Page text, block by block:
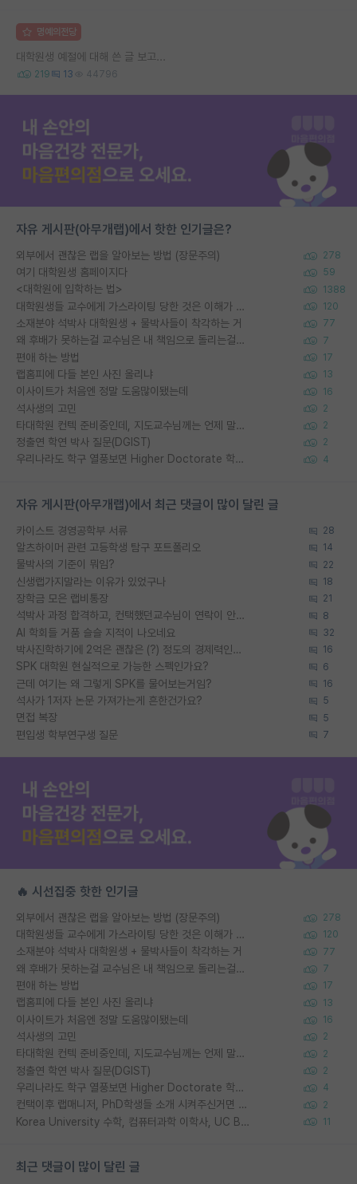
명예의전당
대학원생 예절에 대해 쓴 글 보고...
219 13 44796
자유 게시판(아무개랩)에서 핫한 인기글은?
외부에서 괜찮은 랩을 알아보는 방법 (장문주의) 278
여기 대학원생 홈페이지다 59
<대학원에 입학하는 법> 1388
대학원생들 교수에게 가스라이팅 당한 것은 이해가 갑니다. 안타깝네요. 120
소재분야 석박사 대학원생 + 물박사들이 착각하는 거 77
왜 후배가 못하는걸 교수님은 내 책임으로 돌리는걸까요? 7
편애 하는 방법 17
랩홈피에 다들 본인 사진 올리냐 13
이사이트가 처음엔 정말 도움많이됐는데 16
석사생의 고민 2
타대학원 컨텍 준비중인데, 지도교수님께는 언제 말씀드려야 할까요? 2
정출연 학연 박사 질문(DGIST) 2
우리나라도 학구 열풍보면 Higher Doctorate 학위가 필요하다고 봅니다. 4
자유 게시판(아무개랩)에서 최근 댓글이 많이 달린 글
카이스트 경영공학부 서류 28
알츠하이머 관련 고등학생 탐구 포트폴리오 14
물박사의 기준이 뭐임? 22
신생랩가지말라는 이유가 있었구나 18
장학금 모은 랩비통장 21
석박사 과정 합격하고, 컨택했던교수님이 연락이 안됩니다... 8
AI 학회들 거품 슬슬 지적이 나오네요 32
박사진학하기에 2억은 괜찮은 (?) 정도의 경제력인가요 16
SPK 대학원 현실적으로 가능한 스펙인가요? 6
근데 여기는 왜 그렇게 SPK를 물어보는거임? 16
석사가 1저자 논문 가져가는게 흔한건가요? 5
면접 복장 5
편입생 학부연구생 질문 7
🔥 시선집중 핫한 인기글
외부에서 괜찮은 랩을 알아보는 방법 (장문주의) 278
대학원생들 교수에게 가스라이팅 당한 것은 이해가 갑니다. 안타깝네요. 120
소재분야 석박사 대학원생 + 물박사들이 착각하는 거 77
왜 후배가 못하는걸 교수님은 내 책임으로 돌리는걸까요? 7
편애 하는 방법 17
랩홈피에 다들 본인 사진 올리냐 13
이사이트가 처음엔 정말 도움많이됐는데 16
석사생의 고민 2
타대학원 컨텍 준비중인데, 지도교수님께는 언제 말씀드려야 할까요? 2
정출연 학연 박사 질문(DGIST) 2
우리나라도 학구 열풍보면 Higher Doctorate 학위가 필요하다고 봅니다. 4
컨택이후 랩매니저, PhD학생들 소개 시켜주신거면 거의 컨펌에 가깝나요? 2
Korea University 수학, 컴퓨터과학 이학사, UC Berkeley 산업공학 대학원 공학박사가 되는 것은 쉽지 않겠죠? 11
최근 댓글이 많이 달린 글